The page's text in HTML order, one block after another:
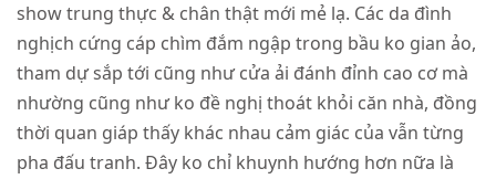
show trung thực & chân thật mới mẻ lạ. Các da đình
nghịch cứng cáp chìm đắm ngập trong bầu ko gian ảo,
tham dự sắp tới cũng như cửa ải đánh đỉnh cao cơ mà
nhường cũng như ko đề nghị thoát khỏi căn nhà, đồng
thời quan giáp thấy khác nhau cảm giác của vẫn từng
pha đấu tranh. Đây ko chỉ khuynh hướng hơn nữa là